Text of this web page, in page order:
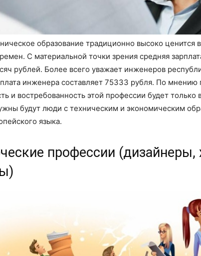
образование традиционно высоко ценится
С материальной точки зрения средняя
рублей. Более всего уважает инженеров
инженера составляет 75333 рубля. По мнению
и востребованность этой профессии будет только
будут люди с техническим и экономическим
языка.
профессии (дизайнеры,